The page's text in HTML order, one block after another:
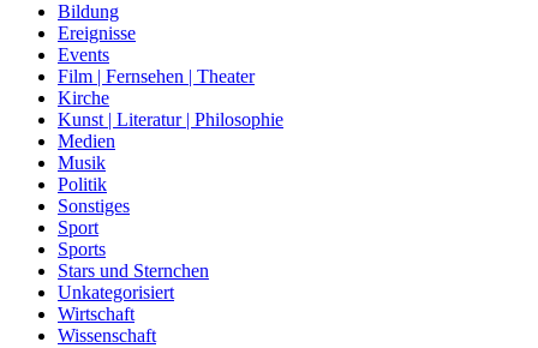
Bildung
Ereignisse
Events
Film | Fernsehen | Theater
Kirche
Kunst | Literatur | Philosophie
Medien
Musik
Politik
Sonstiges
Sport
Sports
Stars und Sternchen
Unkategorisiert
Wirtschaft
Wissenschaft